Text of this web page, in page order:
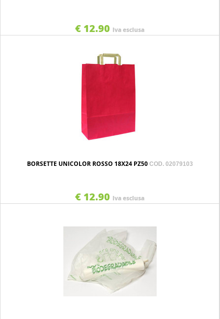
€ 12.90 Iva esclusa
BORSETTE UNICOLOR ROSSO 18X24 PZ50 COD. 02079103
€ 12.90 Iva esclusa